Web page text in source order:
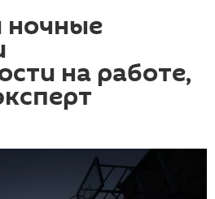
на работе,